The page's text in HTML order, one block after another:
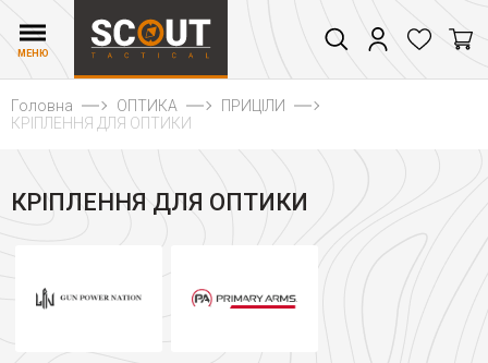
МЕНЮ
Головна ОПТИКА
ПРИЦІЛИ
КРІПЛЕННЯ ДЛЯ ОПТИКИ
КРІПЛЕННЯ ДЛЯ ОПТИКИ